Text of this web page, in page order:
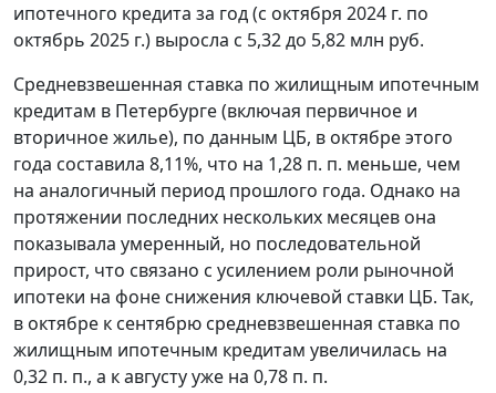
ипотечного кредита за год (с октября 2024 г. по
октябрь 2025 г.) выросла с 5,32 до 5,82 млн руб.
Средневзвешенная ставка по жилищным ипотечным
кредитам в Петербурге (включая первичное и
вторичное жилье), по данным ЦБ, в октябре этого
года составила 8,11%, что на 1,28 п. п. меньше, чем
на аналогичный период прошлого года. Однако на
протяжении последних нескольких месяцев она
показывала умеренный, но последовательной
прирост, что связано с усилением роли рыночной
ипотеки на фоне снижения ключевой ставки ЦБ. Так,
в октябре к сентябрю средневзвешенная ставка по
жилищным ипотечным кредитам увеличилась на
0,32 п. п., а к августу уже на 0,78 п. п.